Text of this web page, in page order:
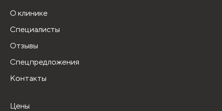
О клинике
Специалисты
Отзывы
Спецпредложения
Контакты
Цены